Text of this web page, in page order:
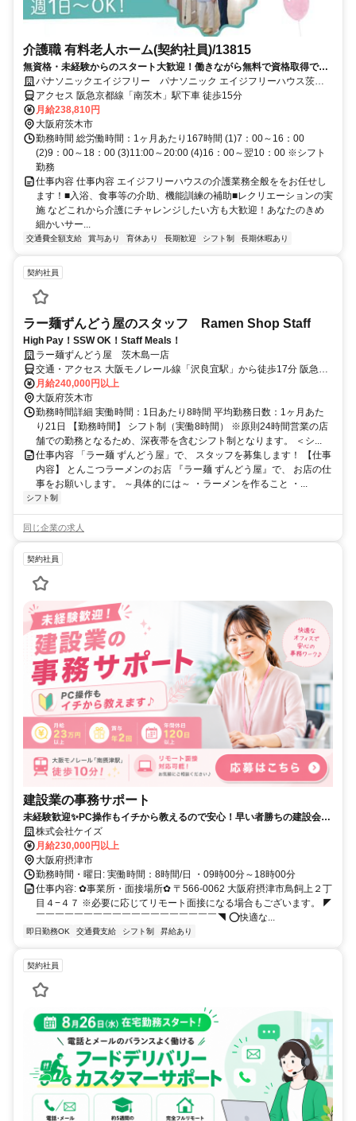
介護職 有料老人ホーム(契約社員)/13815
無資格・未経験からのスタート大歓迎！働きながら無料で資格取得でき
ます！正社員への登用制度もあります。充実した研修制度であなたのキ
ャリアアップを応援します！
パナソニックエイジフリー パナソニック エイジフリーハウス茨木
沢良宜
アクセス 阪急京都線「南茨木」駅下車 徒歩15分
月給238,810円
大阪府茨木市
勤務時間 総労働時間：1ヶ月あたり167時間 (1)7：00～16：00
(2)9：00～18：00 (3)11:00～20:00 (4)16：00～翌10：00 ※シフト
勤務
仕事内容 仕事内容 エイジフリーハウスの介護業務全般ををお任せし
ます！■入浴、食事等の介助、機能訓練の補助■レクリエーションの実
施 などこれから介護にチャレンジしたい方も大歓迎！あなたのきめ
細かいサー...
交通費全額支給 賞与あり 育休あり 長期歓迎 シフト制 長期休暇あり
契約社員
ラー麺ずんどう屋のスタッフ Ramen Shop Staff
High Pay！SSW OK！Staff Meals！
ラー麺ずんどう屋 茨木島一店
交通・アクセス 大阪モノレール線「沢良宜駅」から徒歩17分 阪急京
都本線「南茨木駅」から徒歩26分 大阪モノレール線「摂津駅」から
徒歩29分 大阪モノレール線「南茨木駅」から徒歩27分 車（マイカ
ー）・バイク・自転車通勤OK
月給240,000円以上
大阪府茨木市
勤務時間詳細 実働時間：1日あたり8時間 平均勤務日数：1ヶ月あた
り21日 【勤務時間】 シフト制（実働8時間） ※原則24時間営業の店
舗での勤務となるため、深夜帯を含むシフト制となります。 ＜シ...
仕事内容 「ラー麺 ずんどう屋」で、 スタッフを募集します！ 【仕事
内容】 とんこつラーメンのお店 『ラー麺 ずんどう屋』で、 お店の仕
事をお願いします。 ～具体的には～ ・ラーメンを作ること ・...
シフト制
同じ企業の求人
契約社員
建設業の事務サポート
未経験歓迎✨PC操作もイチから教えるので安心！早い者勝ちの建設会社
でのオフィスワーク・事務職♪
株式会社ケイズ
月給230,000円以上
大阪府摂津市
勤務時間・曜日: 実働時間：8時間/日 ・09時00分～18時00分
仕事内容: ✿事業所・面接場所✿ 〒566-0062 大阪府摂津市鳥飼上２丁
目４−４７ ※必要に応じてリモート面接になる場合もございます。 ◤
￣￣￣￣￣￣￣￣￣￣￣￣￣￣￣￣￣￣￣◥ ⭕快適な...
即日勤務OK 交通費支給 シフト制 昇給あり
契約社員